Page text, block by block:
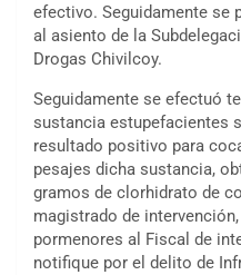
efectivo. Seguidamente se
al asiento de la
Drogas Chivilcoy.
Seguidamente se efectuó
sustancia estupefacientes
resultado positivo para
pesajes dicha sustancia,
gramos de clorhidrato de
magistrado de
pormenores al Fiscal de
notifique por el delito de